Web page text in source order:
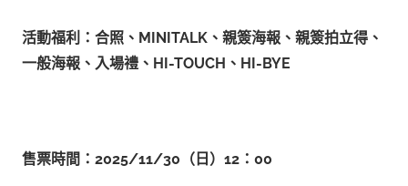
活動福利：合照、MINITALK 、親簽海報、親簽拍立得、
一般海報、入場禮、HI-TOUCH 、HI-BYE
售票時間：2025/11/30 （日）12 ：00